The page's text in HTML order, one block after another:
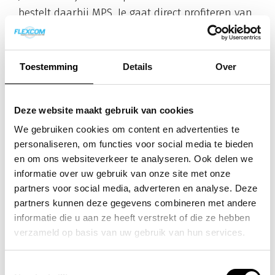
Toestemming Details Over
Deze website maakt gebruik van cookies
We gebruiken cookies om content en advertenties te
personaliseren, om functies voor social media te bieden
en om ons websiteverkeer te analyseren. Ook delen we
informatie over uw gebruik van onze site met onze
partners voor social media, adverteren en analyse. Deze
partners kunnen deze gegevens combineren met andere
informatie die u aan ze heeft verstrekt of die ze hebben
verzameld op basis van uw gebruik van hun services.
bestelt daarbij MPS. Je gaat direct profiteren van
een groot aantal voordelen t.o.v. de traditionele
printmarkt.
Service:
jaar gedekt tegenalle kosten .
Na het melden van een storing, komt er
binnen een werkdag een monteur op locatie.
Binnen deze service vallen alle onderdelen,
arbeidsloon en voorrijkosten*
Afdrukken:
Toners worden automatisch geleverd.
Dit wordt door de printer geregeld. Je hoeft